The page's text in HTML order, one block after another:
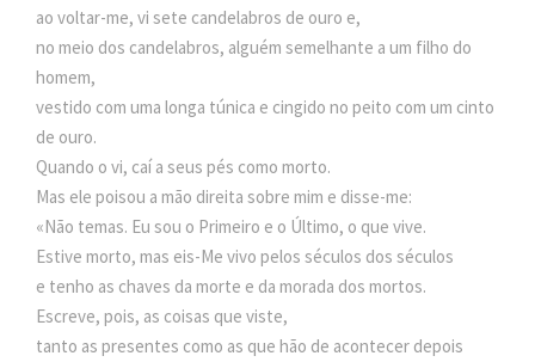
ao voltar-me, vi sete candelabros de ouro e,
no meio dos candelabros, alguém semelhante a um filho do
homem,
vestido com uma longa túnica e cingido no peito com um cinto
de ouro.
Quando o vi, caí a seus pés como morto.
Mas ele poisou a mão direita sobre mim e disse-me:
«Não temas. Eu sou o Primeiro e o Último, o que vive.
Estive morto, mas eis-Me vivo pelos séculos dos séculos
e tenho as chaves da morte e da morada dos mortos.
Escreve, pois, as coisas que viste,
tanto as presentes como as que hão de acontecer depois